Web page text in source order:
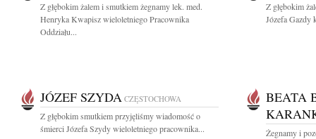
Z głębokim żalem i smutkiem żegnamy lek. med.
Henryka Kwapisz wieloletniego Pracownika
Oddziału...
Z głębokim
Józefa Gazdy
JÓZEF SZYDA CZĘSTOCHOWA
Z głębokim smutkiem przyjęliśmy wiadomość o
śmierci Józefa Szydy wieloletniego pracownika...
BEATA
Żegnamy i